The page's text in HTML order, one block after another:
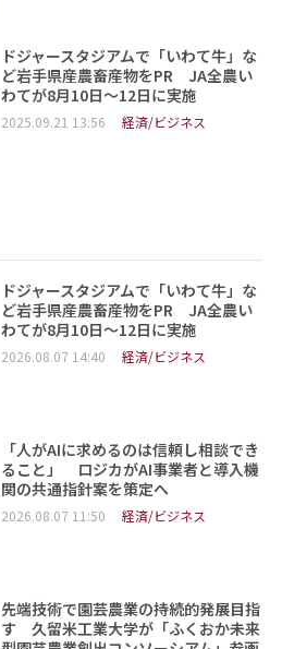
ドジャースタジアムで「いわて牛」な
ど岩手県産農畜産物をPR JA全農い
わてが8月10日～12日に実施
2025.09.21 13:56 経済/ビジネス
ドジャースタジアムで「いわて牛」な
ど岩手県産農畜産物をPR JA全農い
わてが8月10日～12日に実施
2026.08.07 14:40 経済/ビジネス
「人がAIに求めるのは信頼し相談でき
ること」 ロジカがAI事業者と導入機
関の共通指針案を策定へ
2026.08.07 11:50 経済/ビジネス
先端技術で園芸農業の持続的発展目指
す 久留米工業大学が「ふくおか未来